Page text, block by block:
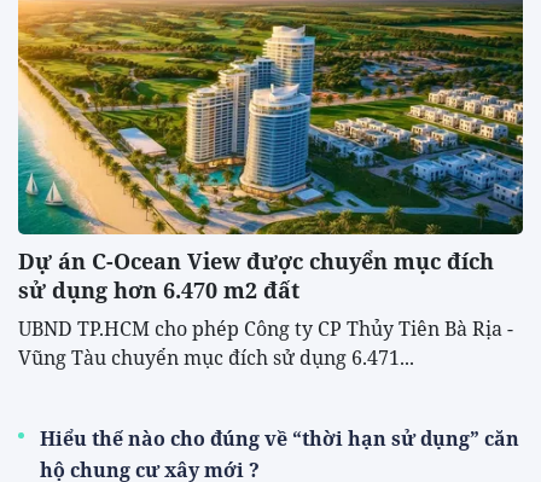
Dự án C-Ocean View được chuyển mục đích
sử dụng hơn 6.470 m2 đất
UBND TP.HCM cho phép Công ty CP Thủy Tiên Bà Rịa -
Vũng Tàu chuyển mục đích sử dụng 6.471...
Hiểu thế nào cho đúng về “thời hạn sử dụng” căn
hộ chung cư xây mới ?